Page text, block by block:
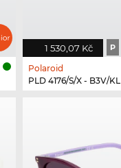
1 530,07 Kč P
Polaroid
PLD 4176/S/X - B3V/KL